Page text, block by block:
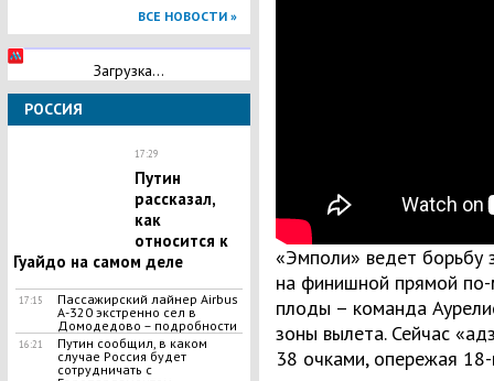
ВСЕ НОВОСТИ »
Загрузка...
РОССИЯ
17:29
Путин
рассказал,
как
относится к
Гуайдо на самом деле
17:15
​Пассажирский лайнер Airbus
А-320 экстренно сел в
Домодедово – подробности
16:21
​Путин сообщил, в каком
случае Россия будет
сотрудничать с
«Эмполи» ведет борьбу
на финишной прямой по-
плоды – команда
зоны вылета. Сейчас
38 очками, опережая